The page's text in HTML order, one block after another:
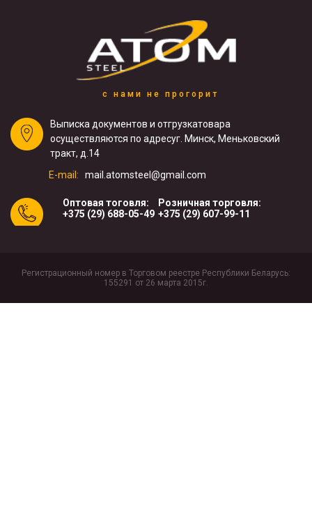
с нами не прогорит
Выписка документов и отгрузкатовара
осуществляются по адресуг. Минск, Меньковский
тракт, д.14
E-mail:
mail.atomsteel@gmail.com
Оптовая тоговля:
+375 (29) 688-05-49
Розничная торговля:
+375 (29) 607-99-11
Регистрационный номер в Торговом реестре Республики Беларусь:
155291 от 26 марта 2015г.